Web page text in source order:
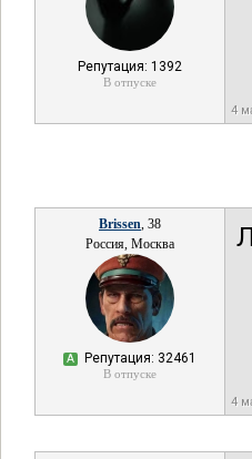
Репутация: 1392
В отпуске
4
Brissen, 38
Россия, Москва
А Репутация: 32461
В отпуске
4